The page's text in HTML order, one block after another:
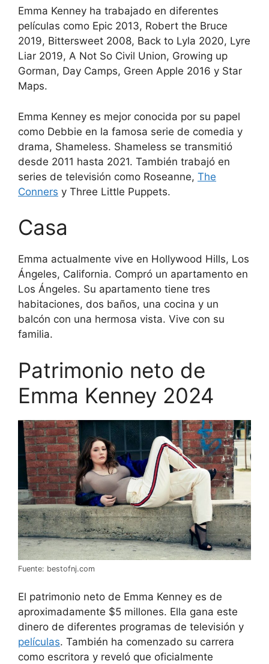
Emma Kenney ha trabajado en diferentes
películas como Epic 2013, Robert the Bruce
2019, Bittersweet 2008, Back to Lyla 2020, Lyre
Liar 2019, A Not So Civil Union, Growing up
Gorman, Day Camps, Green Apple 2016 y Star
Maps.
Emma Kenney es mejor conocida por su papel
como Debbie en la famosa serie de comedia y
drama, Shameless. Shameless se transmitió
desde 2011 hasta 2021. También trabajó en
series de televisión como Roseanne, The
Conners y Three Little Puppets.
Casa
Emma actualmente vive en Hollywood Hills, Los
Ángeles, California. Compró un apartamento en
Los Ángeles. Su apartamento tiene tres
habitaciones, dos baños, una cocina y un
balcón con una hermosa vista. Vive con su
familia.
Patrimonio neto de
Emma Kenney 2024
Fuente: bestofnj.com
El patrimonio neto de Emma Kenney es de
aproximadamente $5 millones. Ella gana este
dinero de diferentes programas de televisión y
películas. También ha comenzado su carrera
como escritora y reveló que oficialmente